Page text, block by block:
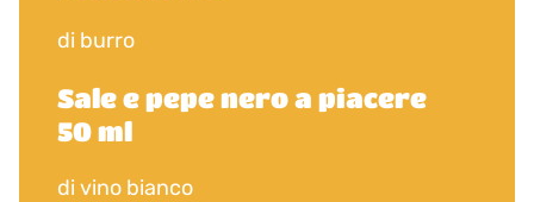
di burro
Sale e pepe nero a piacere
50 ml
di vino bianco